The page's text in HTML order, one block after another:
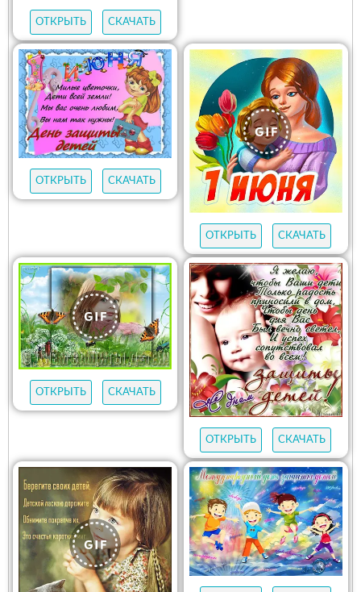
ОТКРЫТЬ СКАЧАТЬ
ОТКРЫТЬ СКАЧАТЬ
ОТКРЫТЬ СКАЧАТЬ
ОТКРЫТЬ СКАЧАТЬ
ОТКРЫТЬ СКАЧАТЬ